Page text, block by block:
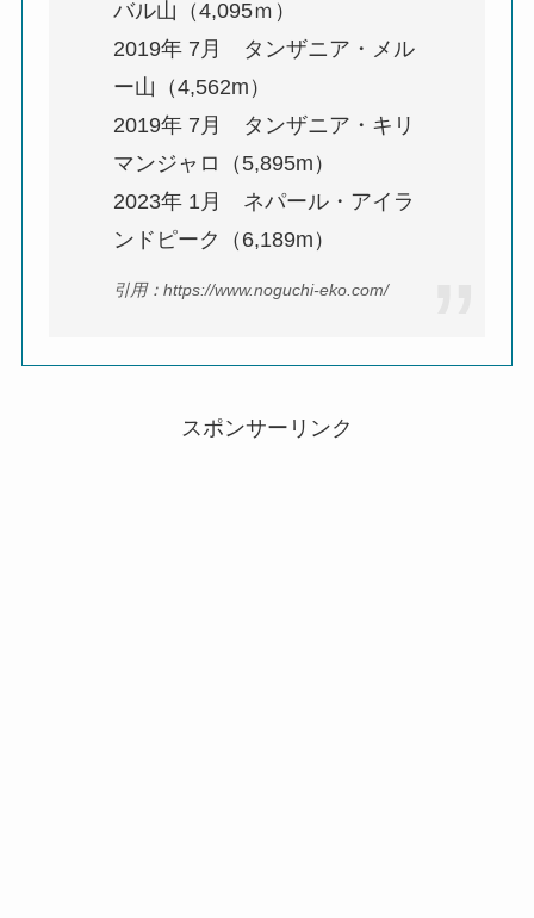
バル山（4,095ｍ）
2019年 7月 タンザニア・メル
ー山（4,562m）
2019年 7月 タンザニア・キリ
マンジャロ（5,895m）
2023年 1月 ネパール・アイラ
ンドピーク（6,189m）
引用：https://www.noguchi-eko.com/
スポンサーリンク